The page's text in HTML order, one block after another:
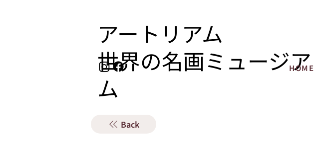
アートリアム
​世界の名画ミュージア
ム
HOME
Back